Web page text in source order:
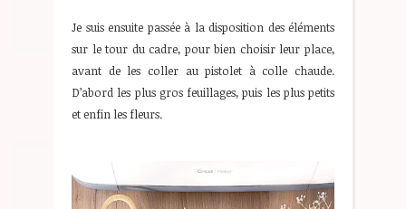
Je suis ensuite passée à la disposition des éléments
sur le tour du cadre, pour bien choisir leur place,
avant de les coller au pistolet à colle chaude.
D’abord les plus gros feuillages, puis les plus petits
et enfin les fleurs.